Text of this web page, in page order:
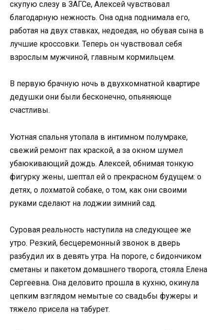
скупую слезу в ЗАГСе, Алексей чувствовал
благодарную нежность. Она одна поднимала его,
работая на двух ставках, недоедая, но обувая сына в
лучшие кроссовки. Теперь он чувствовал себя
взрослым мужчиной, главным кормильцем.
В первую брачную ночь в двухкомнатной квартире
дедушки они были бесконечно, опьяняюще
счастливы.
Уютная спальня утопала в интимном полумраке,
свежий ремонт пах краской, а за окном шумел
убаюкивающий дождь. Алексей, обнимая тонкую
фигурку жены, шептал ей о прекрасном будущем: о
детях, о лохматой собаке, о том, как они своими
руками сделают на лоджии зимний сад.
Суровая реальность наступила на следующее же
утро. Резкий, бесцеремонный звонок в дверь
разбудил их в девять утра. На пороге, с бидончиком
сметаны и пакетом домашнего творога, стояла Елена
Сергеевна. Она деловито прошла в кухню, окинула
цепким взглядом немытые со свадьбы фужеры и
тяжело присела на табурет.